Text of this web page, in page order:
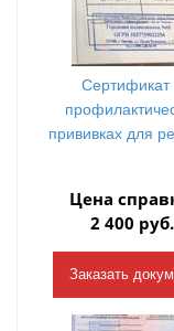
Сертификат
прививках для
Цена
2 400 руб.
Заказать